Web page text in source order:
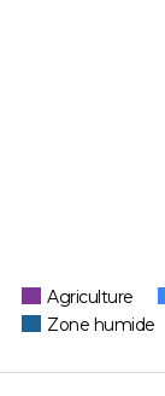
Agriculture
Zone humide